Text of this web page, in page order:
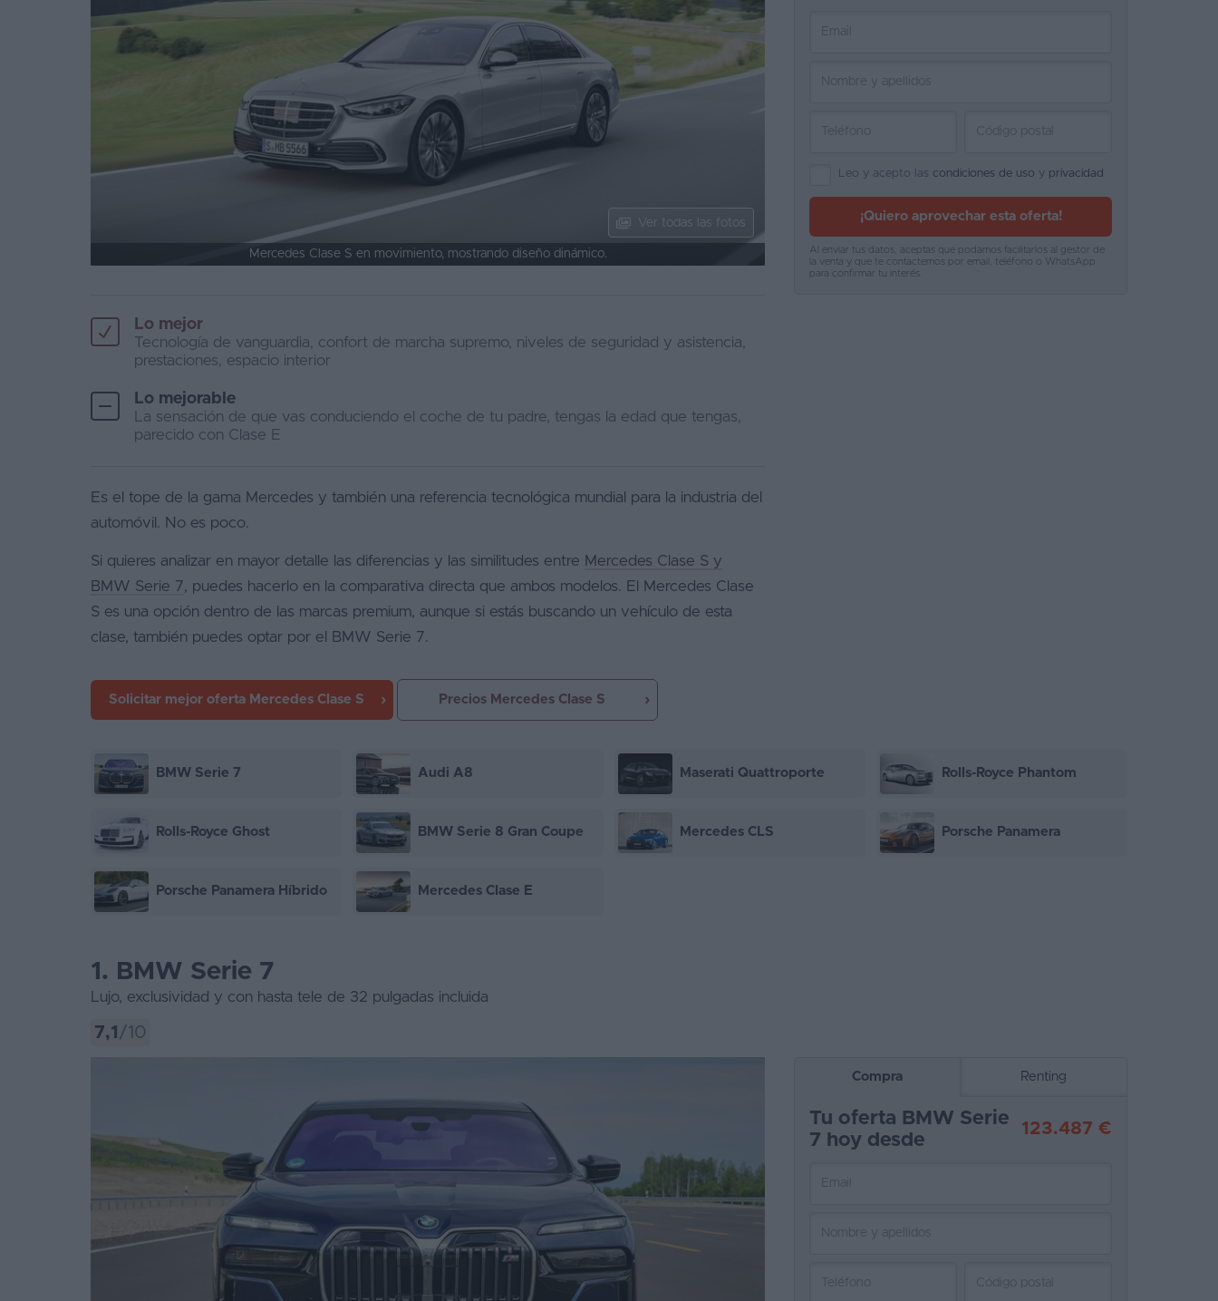
Ver todas las fotos
Mercedes Clase S en movimiento, mostrando diseño dinámico.
Leo y acepto las condiciones de uso y privacidad
¡Quiero aprovechar esta oferta!
Al enviar tus datos, aceptas que podamos facilitarlos al gestor de
la venta y que te contactemos por email, teléfono o WhatsApp
para confirmar tu interés.
Lo mejor
Tecnología de vanguardia, confort de marcha supremo, niveles de seguridad y asistencia,
prestaciones, espacio interior
Lo mejorable
La sensación de que vas conduciendo el coche de tu padre, tengas la edad que tengas,
parecido con Clase E
Es el tope de la gama Mercedes y también una referencia tecnológica mundial para la industria del
automóvil. No es poco.
Si quieres analizar en mayor detalle las diferencias y las similitudes entre Mercedes Clase S y
BMW Serie 7, puedes hacerlo en la comparativa directa que ambos modelos. El Mercedes Clase
S es una opción dentro de las marcas premium, aunque si estás buscando un vehículo de esta
clase, también puedes optar por el BMW Serie 7.
Solicitar mejor oferta Mercedes Clase S Precios Mercedes Clase S
BMW Serie 7 Audi A8 Maserati Quattroporte Rolls-Royce Phantom
Rolls-Royce Ghost BMW Serie 8 Gran Coupe Mercedes CLS Porsche Panamera
Porsche Panamera Híbrido Mercedes Clase E
1. BMW Serie 7
Lujo, exclusividad y con hasta tele de 32 pulgadas incluida
7,1 /10
Compra Renting
Tu oferta BMW Serie
7 hoy desde
123.487 €